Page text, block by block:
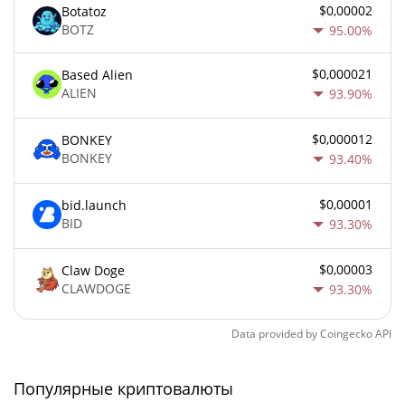
Botatoz
BOTZ
$0,00002
95.00%
Based Alien
ALIEN
$0,000021
93.90%
BONKEY
BONKEY
$0,000012
93.40%
bid.launch
BID
$0,00001
93.30%
Claw Doge
CLAWDOGE
$0,00003
93.30%
Data provided byCoingeckoAPI
Популярные криптовалюты